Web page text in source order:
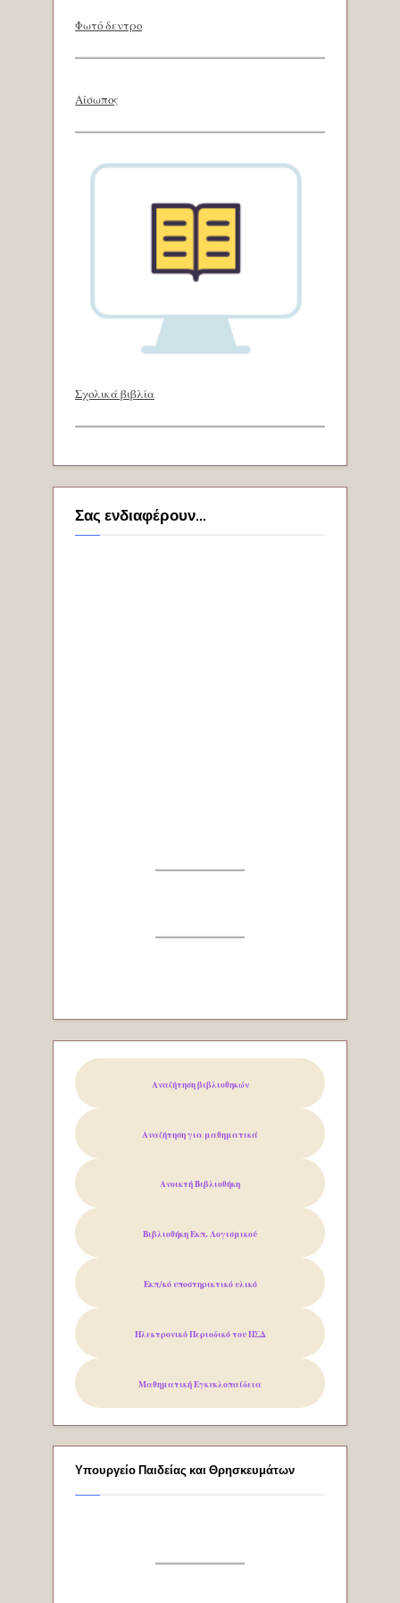
Φωτό δεντρο
Αίσωπος
Σχολικά βιβλία
Σας ενδιαφέρουν...
Αναζήτηση βιβλιοθηκών
Αναζήτηση για μαθηματικά
Ανοικτή Βιβλιοθήκη
Βιβλιοθήκη Εκπ. Λογισμικού
Εκπ/κό υποστηρικτικό υλικό
Ηλεκτρονικό Περιοδικό τουΠΣΔ
Μαθηματική Εγκυκλοπαίδεια
Υπουργείο Παιδείας και Θρησκευμάτων